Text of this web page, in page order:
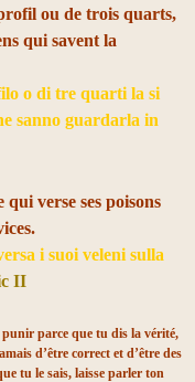
ou de trois quarts,
qui savent la
o di tre quarti la si
sanno guardarla in
verse ses poisons
i suoi veleni sulla
II
parce que tu dis la vérité,
d’être correct et d’être des
tu le sais, laisse parler ton